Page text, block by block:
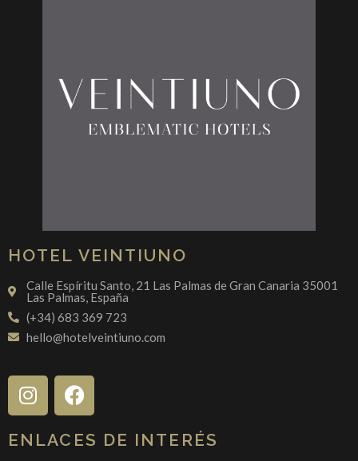
HOTEL VEINTIUNO
Calle Espíritu Santo, 21 Las Palmas de Gran Canaria 35001
Las Palmas, España
(+34) 683 369 723
hello@hotelveintiuno.com
ENLACES DE INTERÉS